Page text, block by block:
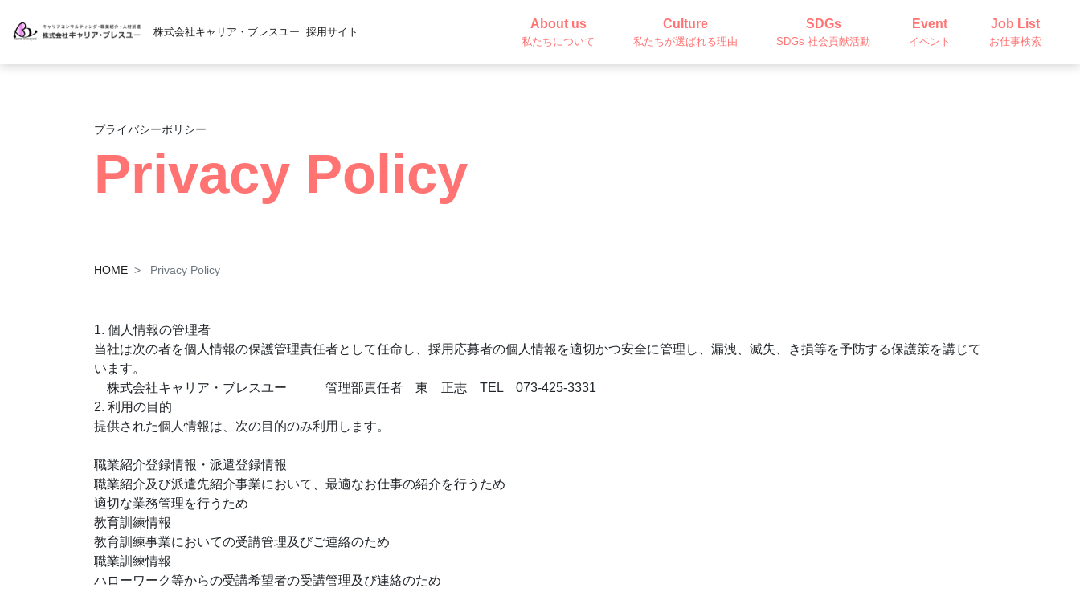
株式会社キャリア・ブレスユー 採用サイト
About us
私たちについて
Culture
私たちが選ばれる理由
SDGs
SDGs 社会貢献活動
Event
イベント
Job List
お仕事検索
プライバシーポリシー
Privacy Policy
HOME Privacy Policy
1. 個人情報の管理者
当社は次の者を個人情報の保護管理責任者として任命し、採用応募者の個人情報を適切かつ安全に管理し、漏洩、滅失、き損等を予防する保護策を講じて
います。
株式会社キャリア・ブレスユー 管理部責任者 東 正志 TEL 073-425-3331
2. 利用の目的
提供された個人情報は、次の目的のみ利用します。
職業紹介登録情報・派遣登録情報
職業紹介及び派遣先紹介事業において、最適なお仕事の紹介を行うため
適切な業務管理を行うため
教育訓練情報
教育訓練事業においての受講管理及びご連絡のため
職業訓練情報
ハローワーク等からの受講希望者の受講管理及び連絡のため